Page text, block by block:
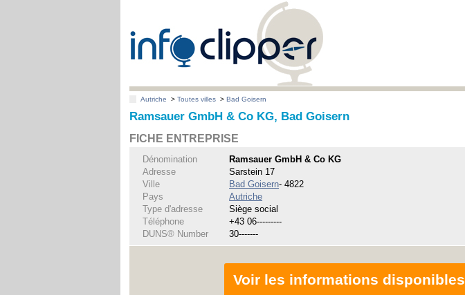
Autriche >Toutes villes >Bad Goisern
Ramsauer GmbH & Co KG, Bad Goisern
FICHE ENTREPRISE
Dénomination
Ramsauer GmbH & Co KG
Adresse
Sarstein 17
Ville
Bad Goisern- 4822
Pays
Autriche
Type d'adresse
Siège social
Téléphone
+43 06---------
DUNS® Number
30-------
Voir les informations disponibles